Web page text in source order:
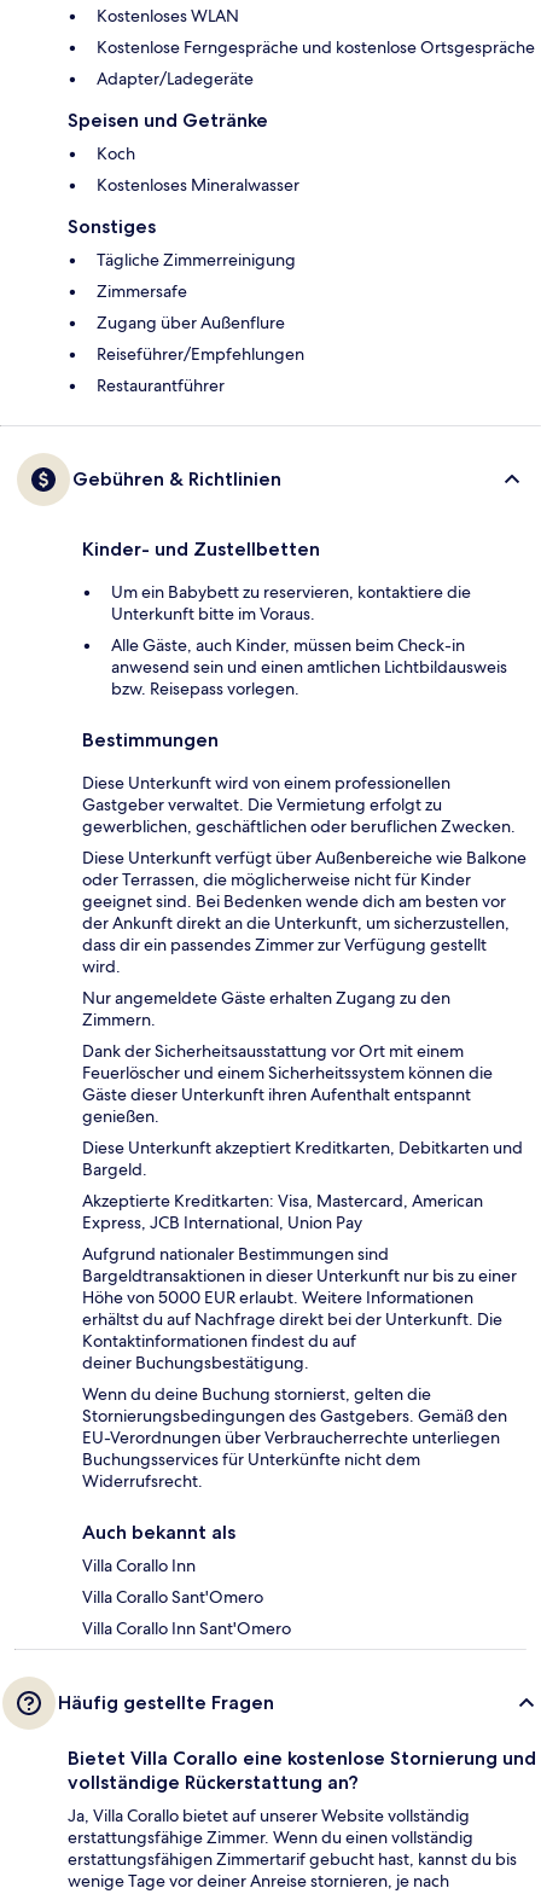
Kostenloses WLAN
Kostenlose Ferngespräche und kostenlose Ortsgespräche
Adapter/Ladegeräte
Speisen und Getränke
Koch
Kostenloses Mineralwasser
Sonstiges
Tägliche Zimmerreinigung
Zimmersafe
Zugang über Außenflure
Reiseführer/Empfehlungen
Restaurantführer
Gebühren & Richtlinien
Kinder- und Zustellbetten
Um ein Babybett zu reservieren, kontaktiere die
Unterkunft bitte im Voraus.
Alle Gäste, auch Kinder, müssen beim Check-in
anwesend sein und einen amtlichen Lichtbildausweis
bzw. Reisepass vorlegen.
Bestimmungen
Diese Unterkunft wird von einem professionellen
Gastgeber verwaltet. Die Vermietung erfolgt zu
gewerblichen, geschäftlichen oder beruflichen Zwecken.
Diese Unterkunft verfügt über Außenbereiche wie Balkone
oder Terrassen, die möglicherweise nicht für Kinder
geeignet sind. Bei Bedenken wende dich am besten vor
der Ankunft direkt an die Unterkunft, um sicherzustellen,
dass dir ein passendes Zimmer zur Verfügung gestellt
wird.
Nur angemeldete Gäste erhalten Zugang zu den
Zimmern.
Dank der Sicherheitsausstattung vor Ort mit einem
Feuerlöscher und einem Sicherheitssystem können die
Gäste dieser Unterkunft ihren Aufenthalt entspannt
genießen.
Diese Unterkunft akzeptiert Kreditkarten, Debitkarten und
Bargeld.
Akzeptierte Kreditkarten: Visa, Mastercard, American
Express, JCB International, Union Pay
Aufgrund nationaler Bestimmungen sind
Bargeldtransaktionen in dieser Unterkunft nur bis zu einer
Höhe von 5000 EUR erlaubt. Weitere Informationen
erhältst du auf Nachfrage direkt bei der Unterkunft. Die
Kontaktinformationen findest du auf
deiner Buchungsbestätigung.
Wenn du deine Buchung stornierst, gelten die
Stornierungsbedingungen des Gastgebers. Gemäß den
EU-Verordnungen über Verbraucherrechte unterliegen
Buchungsservices für Unterkünfte nicht dem
Widerrufsrecht.
Auch bekannt als
Villa Corallo Inn
Villa Corallo Sant'Omero
Villa Corallo Inn Sant'Omero
Häufig gestellte Fragen
Bietet Villa Corallo eine kostenlose Stornierung und
vollständige Rückerstattung an?
Ja, Villa Corallo bietet auf unserer Website vollständig
erstattungsfähige Zimmer. Wenn du einen vollständig
erstattungsfähigen Zimmertarif gebucht hast, kannst du bis
wenige Tage vor deiner Anreise stornieren, je nach